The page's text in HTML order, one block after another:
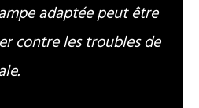
adaptée peut être
contre les troubles de